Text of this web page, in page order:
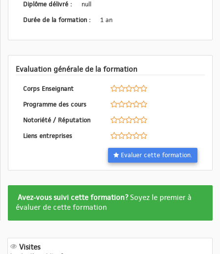
Diplôme délivré :
null
Durée de la formation :
1 an
Evaluation générale de la formation
Corps Enseignant
Programme des cours
Notoriété / Réputation
Liens entreprises
Evaluer cette formation.
Formation
pas
Avez-vous suivi cette formation?Soyez le premier à
évaluer de cette formation
Visites